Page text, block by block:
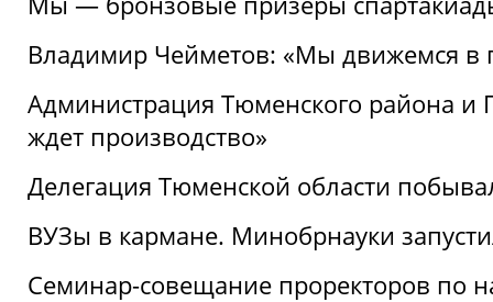
Владимир Чейметов: «Мы движемся в
Администрация Тюменского района и
ждет производство»
Делегация Тюменской области
ВУЗы в кармане. Минобрнауки
Семинар-совещание проректоров по